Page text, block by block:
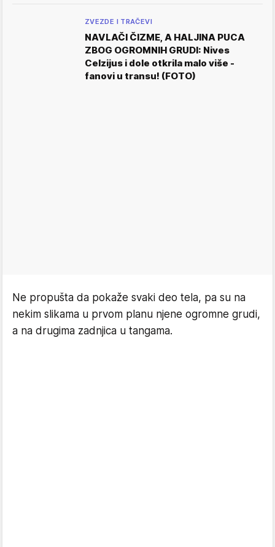
ZVEZDE I TRAČEVI
NAVLAČI ČIZME, A HALJINA PUCA
ZBOG OGROMNIH GRUDI: Nives
Celzijus i dole otkrila malo više -
fanovi u transu! (FOTO)
Ne propušta da pokaže svaki deo tela, pa su na
nekim slikama u prvom planu njene ogromne grudi,
a na drugima zadnjica u tangama.